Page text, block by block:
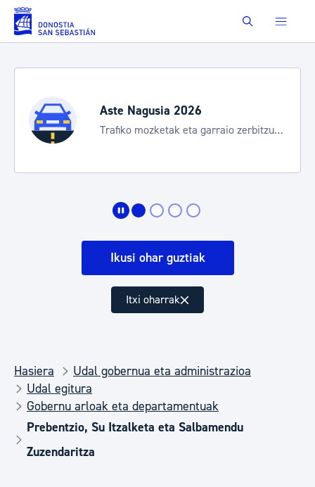
Eduki nagusira joan Buscar
Aste Nagusia 2026
Trafiko mozketak eta garraio zerbitzu
Ikusi ohar guztiak
Itxi oharrak
Hasiera
Udal gobernua eta administrazioa
Udal egitura
Gobernu arloak eta departamentuak
Prebentzio, Su Itzalketa eta Salbamendu
Zuzendaritza